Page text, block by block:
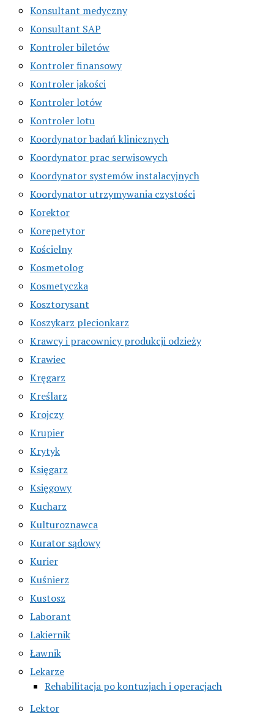
Konsultant medyczny
Konsultant SAP
Kontroler biletów
Kontroler finansowy
Kontroler jakości
Kontroler lotów
Kontroler lotu
Koordynator badań klinicznych
Koordynator prac serwisowych
Koordynator systemów instalacyjnych
Koordynator utrzymywania czystości
Korektor
Korepetytor
Kościelny
Kosmetolog
Kosmetyczka
Kosztorysant
Koszykarz plecionkarz
Krawcy i pracownicy produkcji odzieży
Krawiec
Kręgarz
Kreślarz
Krojczy
Krupier
Krytyk
Księgarz
Księgowy
Kucharz
Kulturoznawca
Kurator sądowy
Kurier
Kuśnierz
Kustosz
Laborant
Lakiernik
Ławnik
Lekarze
Rehabilitacja po kontuzjach i operacjach
Lektor